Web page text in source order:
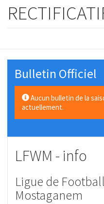
Bulletin Officiel
Aucun bulletin de la
actuellement.
LFWM - info
Ligue de
Mostaganem